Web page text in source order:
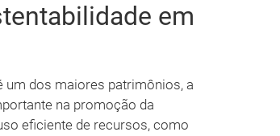
em
um dos maiores patrimônios, a
na promoção da
eficiente de recursos, como